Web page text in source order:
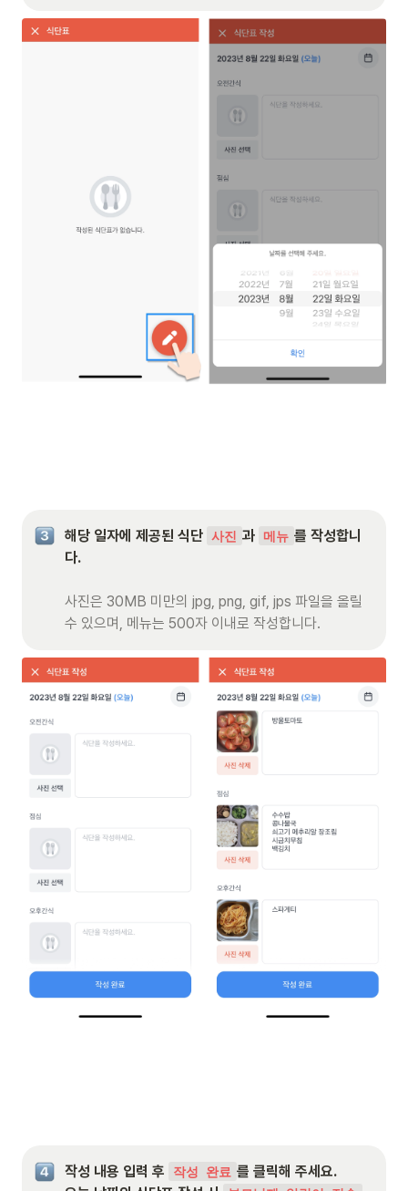
해당 일자에 제공된 식단 사진 과 메뉴 를 작성합니
다.
사진은 30MB 미만의 jpg, png, gif, jps 파일을 올릴
수 있으며, 메뉴는 500자 이내로 작성합니다.
작성 내용 입력 후 작성 완료 를 클릭해 주세요.